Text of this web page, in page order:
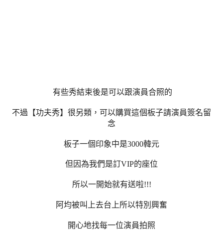
有些秀結束後是可以跟演員合照的
不過【功夫秀】很另類，可以購買這個板子請演員簽名留
念
板子一個印象中是3000韓元
但因為我們是訂VIP的座位
所以一開始就有送啦!!!
阿均被叫上去台上所以特別興奮
開心地找每一位演員拍照